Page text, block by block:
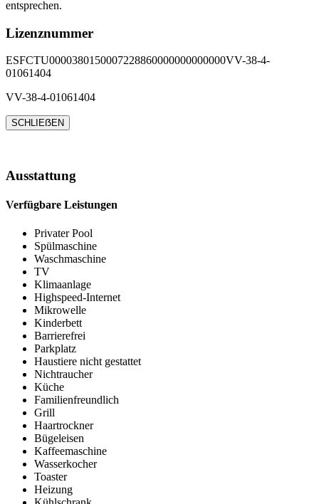
entsprechen.
Lizenznummer
ESFCTU0000380150007228860000000000000VV-38-4-
01061404
VV-38-4-01061404
SCHLIEẞEN
Ausstattung
Verfügbare Leistungen
Privater Pool
Spülmaschine
Waschmaschine
TV
Klimaanlage
Highspeed-Internet
Mikrowelle
Kinderbett
Barrierefrei
Parkplatz
Haustiere nicht gestattet
Nichtraucher
Küche
Familienfreundlich
Grill
Haartrockner
Bügeleisen
Kaffeemaschine
Wasserkocher
Toaster
Heizung